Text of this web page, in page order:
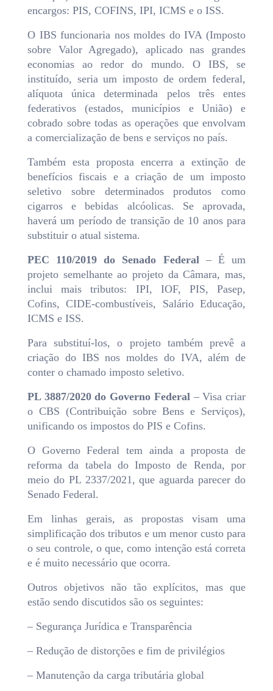
encargos: PIS, COFINS, IPI, ICMS e o ISS.
O IBS funcionaria nos moldes do IVA (Imposto
sobre Valor Agregado), aplicado nas grandes
economias ao redor do mundo. O IBS, se
instituído, seria um imposto de ordem federal,
alíquota única determinada pelos três entes
federativos (estados, municípios e União) e
cobrado sobre todas as operações que envolvam
a comercialização de bens e serviços no país.
Também esta proposta encerra a extinção de
benefícios fiscais e a criação de um imposto
seletivo sobre determinados produtos como
cigarros e bebidas alcóolicas. Se aprovada,
haverá um período de transição de 10 anos para
substituir o atual sistema.
PEC 110/2019 do Senado Federal– É um
projeto semelhante ao projeto da Câmara, mas,
inclui mais tributos: IPI, IOF, PIS, Pasep,
Cofins, CIDE-combustíveis, Salário Educação,
ICMS e ISS.
Para substituí-los, o projeto também prevê a
criação do IBS nos moldes do IVA, além de
conter o chamado imposto seletivo.
PL 3887/2020 do Governo Federal– Visa criar
o CBS (Contribuição sobre Bens e Serviços),
unificando os impostos do PIS e Cofins.
O Governo Federal tem ainda a proposta de
reforma da tabela do Imposto de Renda, por
meio do PL 2337/2021, que aguarda parecer do
Senado Federal.
Em linhas gerais, as propostas visam uma
simplificação dos tributos e um menor custo para
o seu controle, o que, como intenção está correta
e é muito necessário que ocorra.
Outros objetivos não tão explícitos, mas que
estão sendo discutidos são os seguintes:
– Segurança Jurídica e Transparência
– Redução de distorções e fim de privilégios
– Manutenção da carga tributária global